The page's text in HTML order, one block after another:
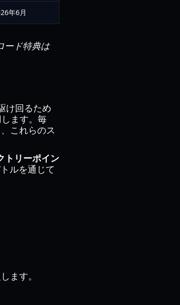
年6月
ード特典は
け回るため
ます。毎
これらのス
トリーポイン
ルを通じて
ます。